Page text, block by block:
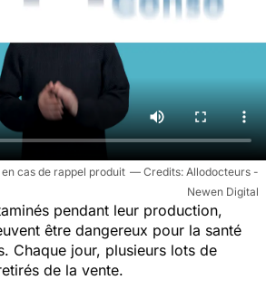
cas de rappel produit
Allodocteurs -
Newen Digital
pendant leur production,
être dangereux pour la santé
Chaque jour, plusieurs lots de
de la vente.